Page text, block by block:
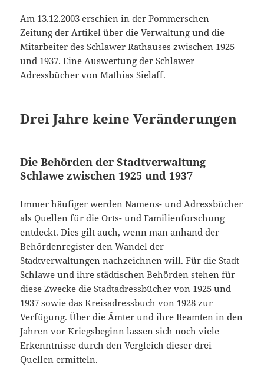
Am 13.12.2003 erschien in der Pommerschen
Zeitung der Artikel über die Verwaltung und die
Mitarbeiter des Schlawer Rathauses zwischen 1925
und 1937. Eine Auswertung der Schlawer
Adressbücher von Mathias Sielaff.
Drei Jahre keine Veränderungen
Die Behörden der Stadtverwaltung
Schlawe zwischen 1925 und 1937
Immer häufiger werden Namens- und Adressbücher
als Quellen für die Orts- und Familienforschung
entdeckt. Dies gilt auch, wenn man anhand der
Behördenregister den Wandel der
Stadtverwaltungen nachzeichnen will. Für die Stadt
Schlawe und ihre städtischen Behörden stehen für
diese Zwecke die Stadtadressbücher von 1925 und
1937 sowie das Kreisadressbuch von 1928 zur
Verfügung. Über die Ämter und ihre Beamten in den
Jahren vor Kriegsbeginn lassen sich noch viele
Erkenntnisse durch den Vergleich dieser drei
Quellen ermitteln.